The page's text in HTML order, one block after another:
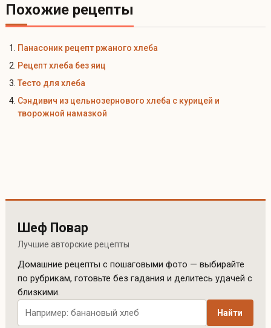
Похожие рецепты
Панасоник рецепт ржаного хлеба
Рецепт хлеба без яиц
Тесто для хлеба
Сэндивич из цельнозернового хлеба с курицей и
творожной намазкой
Шеф Повар
Лучшие авторские рецепты
Домашние рецепты с пошаговыми фото — выбирайте
по рубрикам, готовьте без гадания и делитесь удачей с
близкими.
Поиск рецептов по сайту
Найти